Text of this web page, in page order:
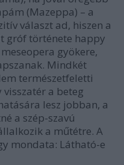
(Mazeppa) – a
választ ad, hiszen a
gróf története happy
gyökere,
Mindkét
természetfeletti
a beteg
lesz jobban, a
a szép-szavú
a műtétre. A
mondata: Látható-e